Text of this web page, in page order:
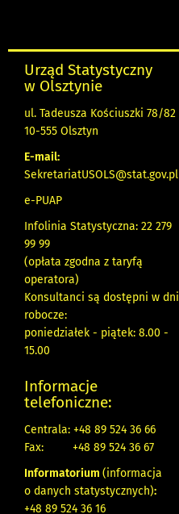
Urząd Statystyczny
w Olsztynie
ul. Tadeusza Kościuszki 78/82
10-555 Olsztyn
E-mail:
SekretariatUSOLS@stat.gov.pl
e-PUAP
Infolinia Statystyczna: 22 279
99 99
(opłata zgodna z taryfą
operatora)
Konsultanci są dostępni w dni
robocze:
poniedziałek - piątek: 8.00 -
15.00
Informacje
telefoniczne:
Centrala: +48 89 524 36 66
Fax:
+48 89 524 36 67
Informatorium (informacja
o danych statystycznych):
+48 89 524 36 16